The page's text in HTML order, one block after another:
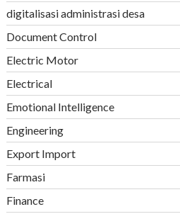
digitalisasi administrasi desa
Document Control
Electric Motor
Electrical
Emotional Intelligence
Engineering
Export Import
Farmasi
Finance